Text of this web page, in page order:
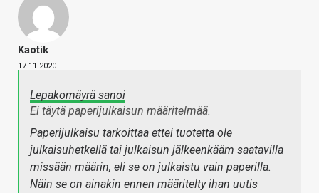
Kaotik
17.11.2020
Lepakomäyrä sanoi
Ei täytä paperijulkaisun määritelmää.
Paperijulkaisu tarkoittaa ettei tuotetta ole
julkaisuhetkellä tai julkaisun jälkeenkääm saatavilla
missään määrin, eli se on julkaistu vain paperilla.
Näin se on ainakin ennen määritelty ihan uutis